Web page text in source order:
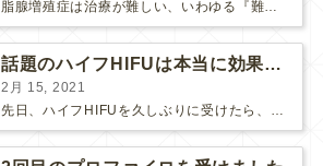
脂腺増殖症は治療が難しい、いわゆる『難治性イボ』です。 脂腺増殖症でググると、治療法として液体窒素、メスやパンチングによる外科的切除、炭酸ガスレーザーなどが出て来ますが、実際のところ、液体窒...
話題のハイフHIFUは本当に効果があるのか？
2月 15, 2021